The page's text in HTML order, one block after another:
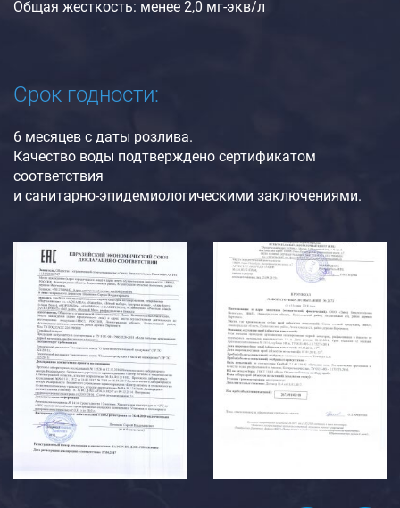
Общая жесткость: менее 2,0 мг-экв/л
Срок годности:
6 месяцев с даты розлива.
Качество воды подтверждено сертификатом
соответствия
и санитарно-эпидемиологическими заключениями.